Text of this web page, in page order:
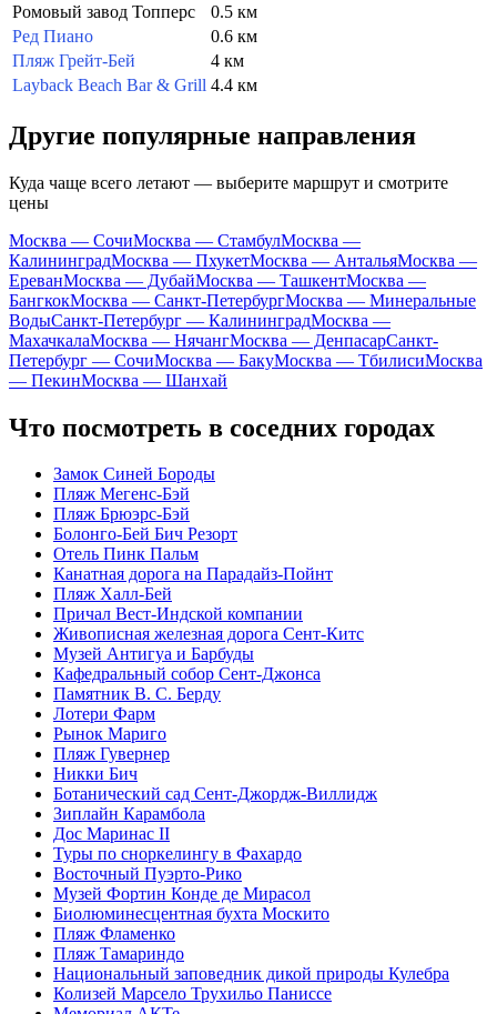
Ромовый завод Топперс
0.5 км
Ред Пиано
0.6 км
Пляж Грейт-Бей
4 км
Layback Beach Bar & Grill 4.4 км
Другие популярные направления
Куда чаще всего летают — выберите маршрут и смотрите
цены
Москва — СочиМосква — СтамбулМосква —
КалининградМосква — ПхукетМосква — АнтальяМосква —
ЕреванМосква — ДубайМосква — ТашкентМосква —
БангкокМосква — Санкт-ПетербургМосква — Минеральные
ВодыСанкт-Петербург — КалининградМосква —
МахачкалаМосква — НячангМосква — ДенпасарСанкт-
Петербург — СочиМосква — БакуМосква — ТбилисиМосква
— ПекинМосква — Шанхай
Что посмотреть в соседних городах
Замок Синей Бороды
Пляж Мегенс-Бэй
Пляж Брюэрс-Бэй
Болонго-Бей Бич Резорт
Отель Пинк Пальм
Канатная дорога на Парадайз-Пойнт
Пляж Халл-Бей
Причал Вест-Индской компании
Живописная железная дорога Сент-Китс
Музей Антигуа и Барбуды
Кафедральный собор Сент-Джонса
Памятник В. С. Берду
Лотери Фарм
Рынок Мариго
Пляж Гувернер
Никки Бич
Ботанический сад Сент-Джордж-Виллидж
Зиплайн Карамбола
Дос Маринас II
Туры по сноркелингу в Фахардо
Восточный Пуэрто-Рико
Музей Фортин Конде де Мирасол
Биолюминесцентная бухта Москито
Пляж Фламенко
Пляж Тамариндо
Национальный заповедник дикой природы Кулебра
Колизей Марсело Трухильо Паниссе